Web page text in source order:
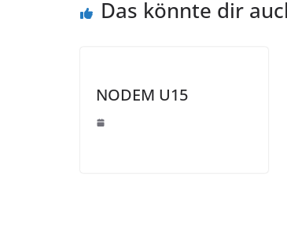
Das könnte dir
NODEM U15